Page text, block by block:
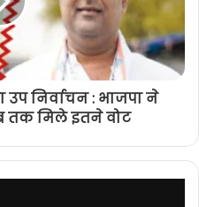
उप निर्वाचन : भाजपा ने
तक मिले इतने वोट